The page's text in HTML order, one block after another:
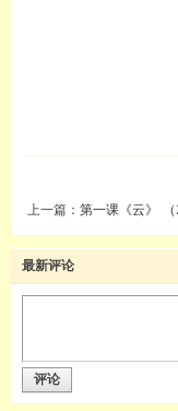
上一篇： 第一课《云》 （
最新评论
评论